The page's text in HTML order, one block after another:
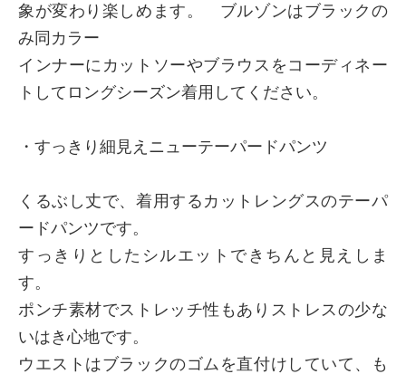
象が変わり楽しめます。 ブルゾンはブラックの
み同カラー
インナーにカットソーやブラウスをコーディネー
トしてロングシーズン着用してください。
・すっきり細見えニューテーパードパンツ
くるぶし丈で、着用するカットレングスのテーパ
ードパンツです。
すっきりとしたシルエットできちんと見えしま
す。
ポンチ素材でストレッチ性もありストレスの少な
いはき心地です。
ウエストはブラックのゴムを直付けしていて、も